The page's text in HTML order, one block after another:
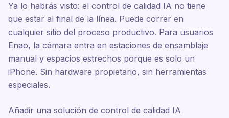
Ya lo habrás visto: el control de calidad IA no tiene
que estar al final de la línea. Puede correr en
cualquier sitio del proceso productivo. Para usuarios
Enao, la cámara entra en estaciones de ensamblaje
manual y espacios estrechos porque es solo un
iPhone. Sin hardware propietario, sin herramientas
especiales.
Añadir una solución de control de calidad IA